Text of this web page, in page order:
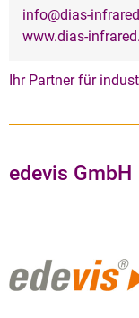
info@dias-
www.dias-
Ihr Partner für
edevis GmbH